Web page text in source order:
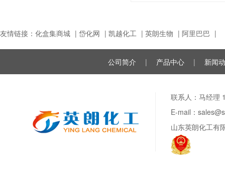
友情链接： 化盒集商城 | 岱化网 | 凯越化工 | 英朗生物 | 阿里巴巴 |
公司简介 | 产品中心 | 新闻
联系人：马经理
E-mail：
山东英朗化工有